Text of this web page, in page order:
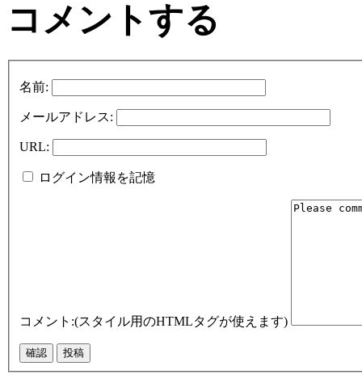
コメントする
名前:
メールアドレス:
URL:
ログイン情報を記憶
コメント:(スタイル用のHTMLタグが使えます)